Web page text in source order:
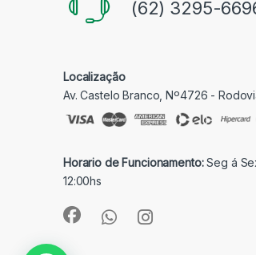
(62) 3295-
Localização
Av. Castelo Branco, Nº4726 -
Horario de Funcionamento:Seg á
12:00hs